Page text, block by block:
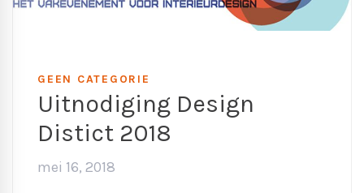
GEEN CATEGORIE
Uitnodiging Design
Distict 2018
mei 16, 2018